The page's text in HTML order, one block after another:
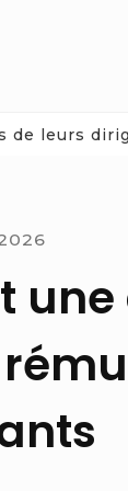
de leurs